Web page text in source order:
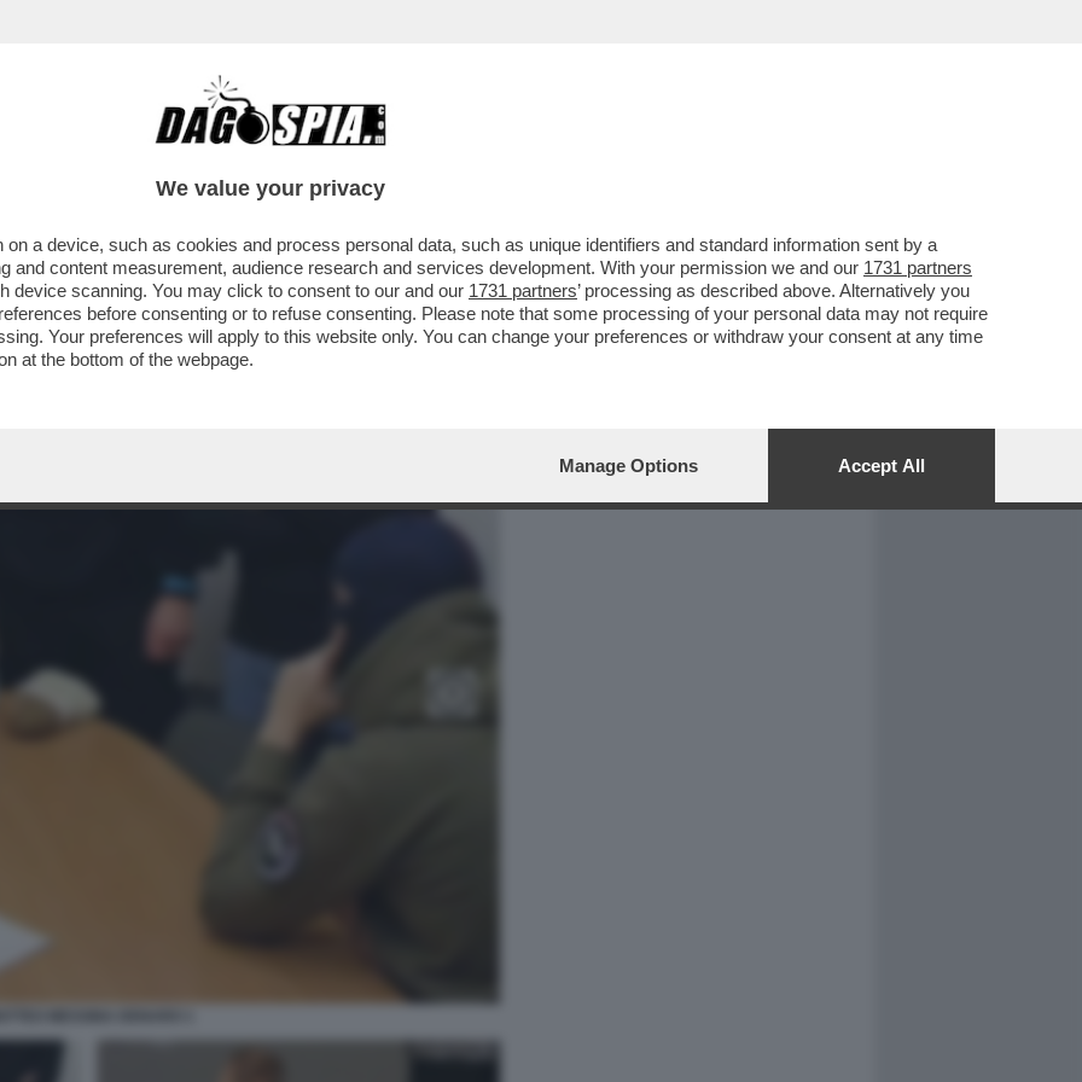
CAFONAL CRONACHE
– È STATO ACQUISTATO DA UNA
CREDITO E LA ...
We value your privacy
a device, such as cookies and process personal data, such as unique identifiers and standard information sent by a
and content measurement, audience research and services development. With your permission we and our 1731 partners
device scanning. You may click to consent to our and our 1731 partners’ processing as described above. Alternatively you
before consenting or to refuse consenting. Please note that some processing of your personal data may not require
Your preferences will apply to this website only. You can change your preferences or withdraw your consent at any time
at the bottom of the webpage.
Manage Options Accept All